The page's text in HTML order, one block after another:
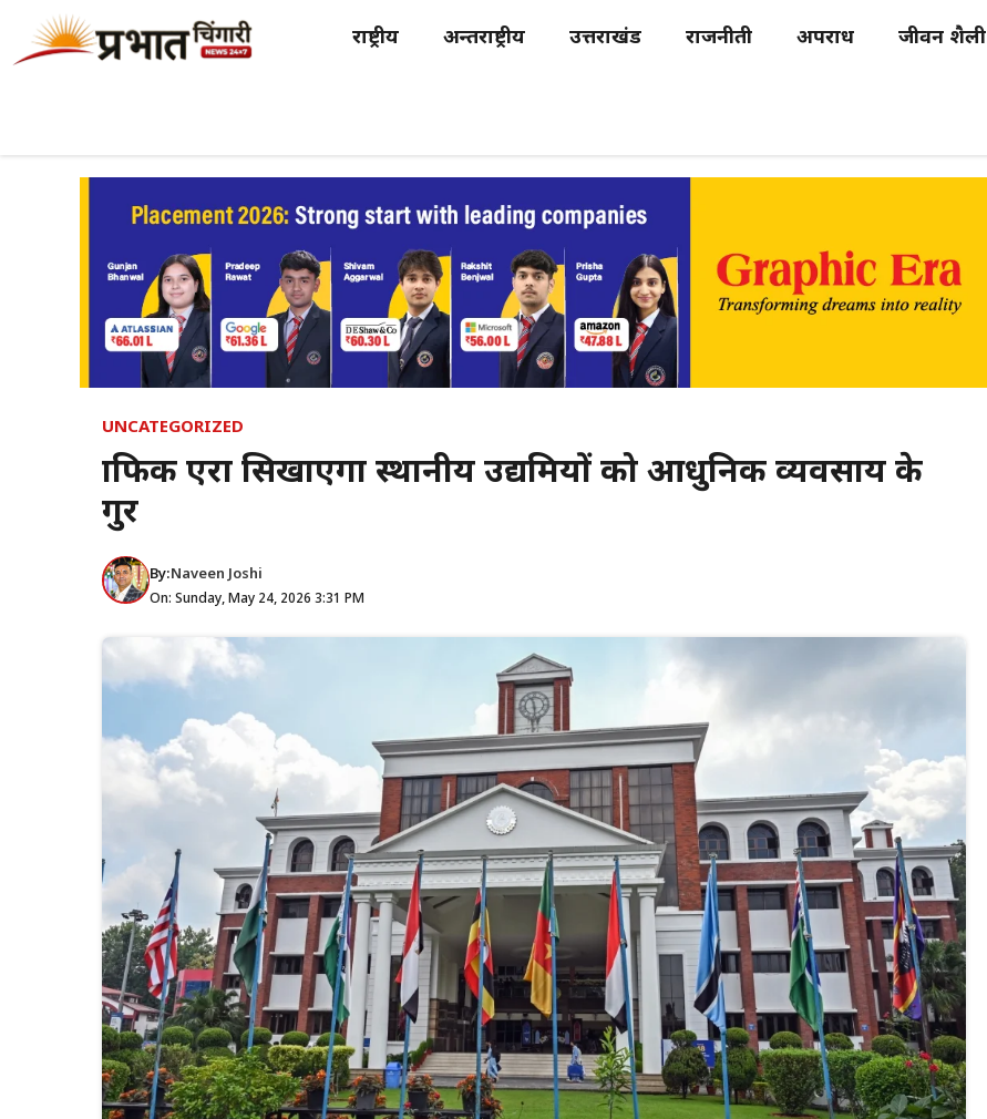
राष्ट्रीय अन्तर्राष्ट्रीय उत्तराखंड राजनीती अपराध जीवन शैली
UNCATEGORIZED
ग्राफिक एरा सिखाएगा स्थानीय उद्यमियों को आधुनिक व्यवसाय के
गुर
By:Naveen Joshi
On: Sunday, May 24, 2026 3:31 PM